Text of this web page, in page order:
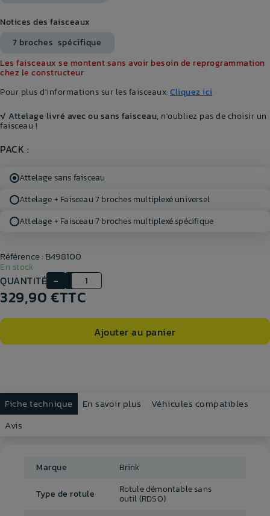
Notices des faisceaux
7 broches spécifique
Les faisceaux se montent sans avoir besoin de reprogrammation
chez le constructeur
Pour plus d'informations sur les faisceaux:Cliquez ici
√ Attelage livré avec ou sans faisceau, n'oubliez pas de choisir un
faisceau !
PACK :
Attelage sans faisceau
Attelage + Faisceau 7 broches multiplexé universel
Attelage + Faisceau 7 broches multiplexé spécifique
QUANTITÉ
En stock
Référence : B498100
329,90 €TTC
Ajouter au panier
Fiche technique En savoir plus
Véhicules compatibles
Avis
Marque Brink
Type de rotule Rotule démontable sans
outil (RDSO)